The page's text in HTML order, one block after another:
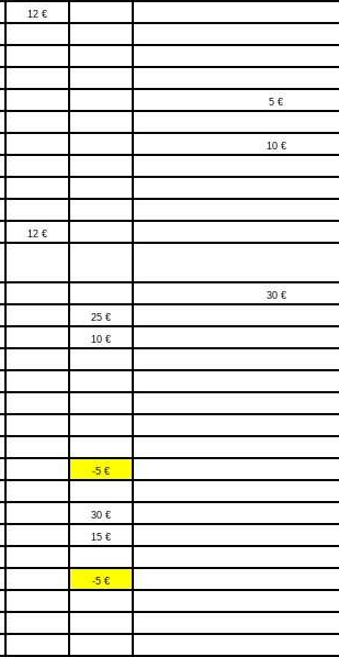
12 €
5 €
10 €
12 €
30 €
25 €
10 €
-5 €
30 €
15 €
-5 €